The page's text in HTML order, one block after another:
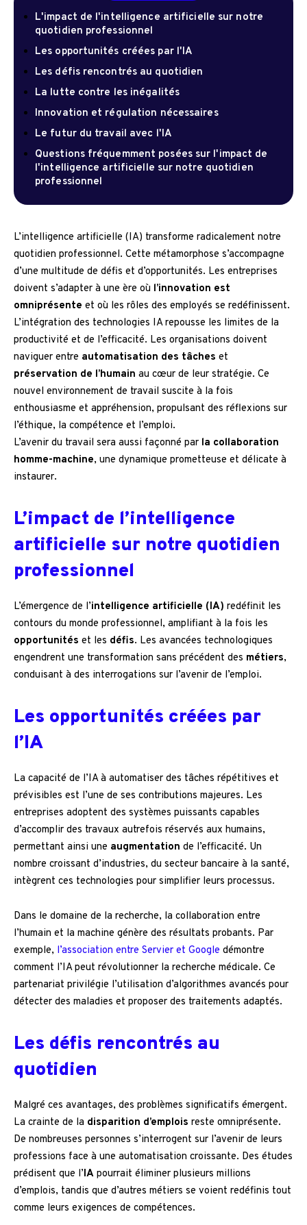
L'impact de l'intelligence artificielle sur notre
quotidien professionnel
Les opportunités créées par l'IA
Les défis rencontrés au quotidien
La lutte contre les inégalités
Innovation et régulation nécessaires
Le futur du travail avec l'IA
Questions fréquemment posées sur l'impact de
l'intelligence artificielle sur notre quotidien
professionnel
L’intelligence artificielle (IA) transforme radicalement notre
quotidien professionnel. Cette métamorphose s’accompagne
d’une multitude de défis et d’opportunités. Les entreprises
doivent s’adapter à une ère où l’innovation est
omniprésente et où les rôles des employés se redéfinissent.
L’intégration des technologies IA repousse les limites de la
productivité et de l’efficacité. Les organisations doivent
naviguer entre automatisation des tâches et
préservation de l’humain au cœur de leur stratégie. Ce
nouvel environnement de travail suscite à la fois
enthousiasme et appréhension, propulsant des réflexions sur
l’éthique, la compétence et l’emploi.
L’avenir du travail sera aussi façonné par la collaboration
homme-machine, une dynamique prometteuse et délicate à
instaurer.
L’impact de l’intelligence
artificielle sur notre quotidien
professionnel
L’émergence de l’intelligence artificielle (IA) redéfinit les
contours du monde professionnel, amplifiant à la fois les
opportunités et les défis. Les avancées technologiques
engendrent une transformation sans précédent des métiers,
conduisant à des interrogations sur l’avenir de l’emploi.
Les opportunités créées par
l’IA
La capacité de l’IA à automatiser des tâches répétitives et
prévisibles est l’une de ses contributions majeures. Les
entreprises adoptent des systèmes puissants capables
d’accomplir des travaux autrefois réservés aux humains,
permettant ainsi une augmentation de l’efficacité. Un
nombre croissant d’industries, du secteur bancaire à la santé,
intègrent ces technologies pour simplifier leurs processus.
Dans le domaine de la recherche, la collaboration entre
l’humain et la machine génère des résultats probants. Par
exemple, l’association entre Servier et Google démontre
comment l’IA peut révolutionner la recherche médicale. Ce
partenariat privilégie l’utilisation d’algorithmes avancés pour
détecter des maladies et proposer des traitements adaptés.
Les défis rencontrés au
quotidien
Malgré ces avantages, des problèmes significatifs émergent.
La crainte de la disparition d’emplois reste omniprésente.
De nombreuses personnes s’interrogent sur l’avenir de leurs
professions face à une automatisation croissante. Des études
prédisent que l’IA pourrait éliminer plusieurs millions
d’emplois, tandis que d’autres métiers se voient redéfinis tout
comme leurs exigences de compétences.